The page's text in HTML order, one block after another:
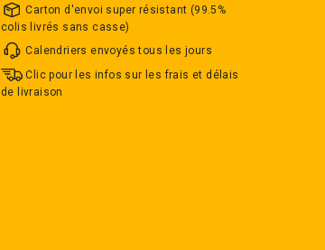
Carton d'envoi super résistant (99.5%
colis livrés sans casse)
Calendriers envoyés tous les jours
Clic pour les infos sur les frais et délais
de livraison